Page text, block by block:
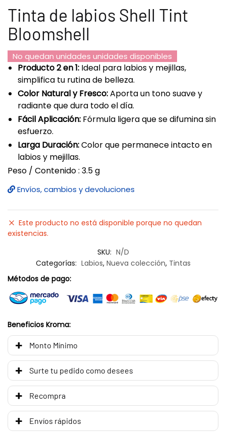
Tinta de labios Shell Tint
Bloomshell
No quedan unidades unidades disponibles
Producto 2 en 1: Ideal para labios y mejillas,
simplifica tu rutina de belleza.
Color Natural y Fresco:Aporta un tono suave y
radiante que dura todo el día.
Fácil Aplicación: Fórmula ligera que se difumina sin
esfuerzo.
Larga Duración:Color que permanece intacto en
labios y mejillas.
Peso / Contenido : 3.5 g
Envíos, cambios y devoluciones
Este producto no está disponible porque no quedan
existencias.
SKU: N/D
Categorías: Labios, Nueva colección, Tintas
Métodos de pago:
Beneficios Kroma:
Monto Mínimo
Surte tu pedido como desees
Recompra
Envíos rápidos